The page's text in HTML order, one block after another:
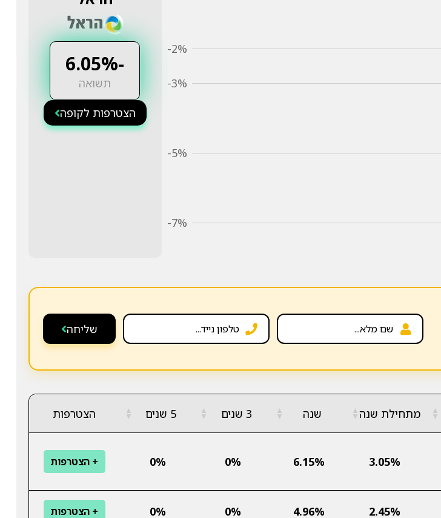
-7%
-5%
-3%
-2%
-6.05%
תשואה
הצטרפות לקופה
שליחה
▲
▼ מתחילת שנה▲
▼ שנה ▲
▼ 3 שנים ▲
▼ 5 שנים ▲
▼ הצטרפות
3.05%
6.15%
0%
0% + הצטרפות
2.45%
4.96%
0%
0% + הצטרפות